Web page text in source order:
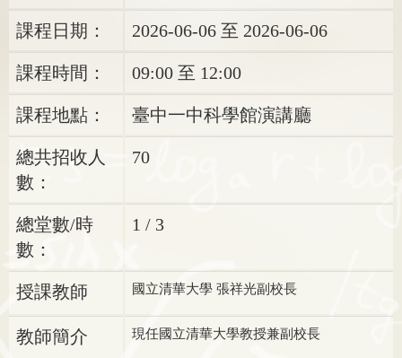
課程日期： 2026-06-06 至 2026-06-06
課程時間： 09:00 至 12:00
課程地點： 臺中一中科學館演講廳
總共招收人
數：
70
總堂數/時
數：
1 / 3
授課教師 國立清華大學 張祥光副校長
教師簡介 現任國立清華大學教授兼副校長